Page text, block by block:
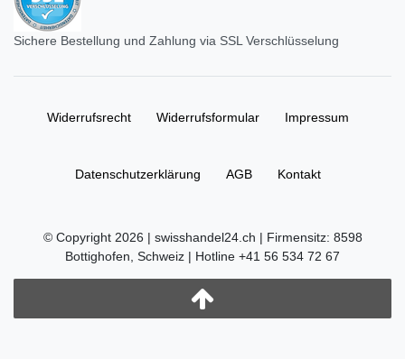
Sichere Bestellung und Zahlung via SSL Verschlüsselung
Widerrufs­recht Widerrufs­formular Impressum
Daten­schutz­erklärung AGB Kontakt
© Copyright 2026 | swisshandel24.ch | Firmensitz: 8598
Bottighofen, Schweiz | Hotline +41 56 534 72 67